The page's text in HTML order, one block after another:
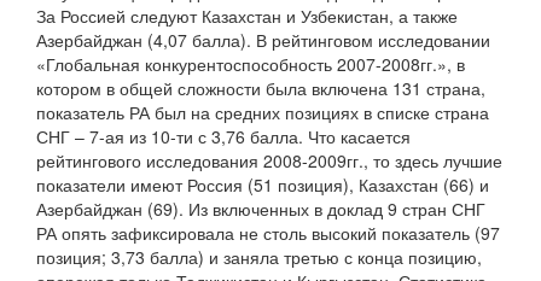
За Россией следуют Казахстан и Узбекистан, а также
Азербайджан (4,07 балла). В рейтинговом исследовании
«Глобальная конкурентоспособность 2007-2008гг.», в
котором в общей сложности была включена 131 страна,
показатель РА был на средних позициях в списке страна
СНГ – 7-ая из 10-ти с 3,76 балла. Что касается
рейтингового исследования 2008-2009гг., то здесь лучшие
показатели имеют Россия (51 позиция), Казахстан (66) и
Азербайджан (69). Из включенных в доклад 9 стран СНГ
РА опять зафиксировала не столь высокий показатель (97
позиция; 3,73 балла) и заняла третью с конца позицию,